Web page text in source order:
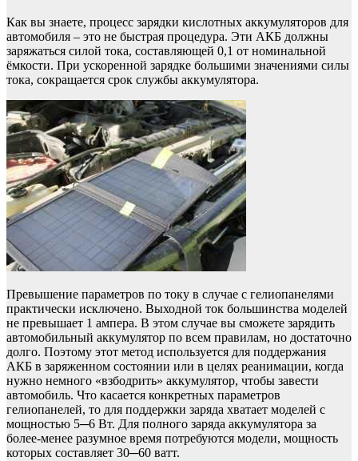
Как вы знаете, процесс зарядки кислотных аккумуляторов для
автомобиля – это не быстрая процедура. Эти АКБ должны
заряжаться силой тока, составляющей 0,1 от номинальной
ёмкости. При ускоренной зарядке большими значениями силы
тока, сокращается срок службы аккумулятора.
Превышение параметров по току в случае с гелиопанелями
практически исключено. Выходной ток большинства моделей
не превышает 1 ампера. В этом случае вы сможете зарядить
автомобильный аккумулятор по всем правилам, но достаточно
долго. Поэтому этот метод используется для поддержания
АКБ в заряженном состоянии или в целях реанимации, когда
нужно немного «взбодрить» аккумулятор, чтобы завести
автомобиль. Что касается конкретных параметров
гелиопанелей, то для поддержки заряда хватает моделей с
мощностью 5─6 Вт. Для полного заряда аккумулятора за
более-менее разумное время потребуются модели, мощность
которых составляет 30─60 ватт.